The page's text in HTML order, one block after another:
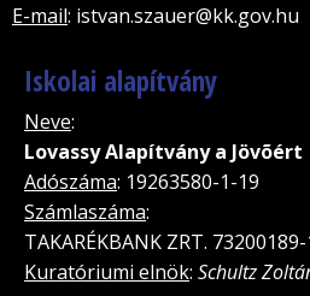
E-mail: istvan.szauer@kk.gov.hu
Iskolai alapítvány
Neve:
Lovassy Alapítvány a Jövõért
Adószáma: 19263580-1-19
Számlaszáma:
TAKARÉKBANK ZRT.
Kuratóriumi elnök: Schultz